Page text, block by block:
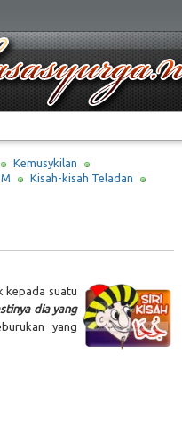
Kemusykilan
Kisah-kisah Teladan
kepada suatu
dia yang
yang